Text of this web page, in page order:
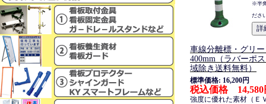
※半
ださ
車線分離標・グリ
400mm（ラバーポ
域除き送料無料）
標準価格: 16,200円
税込価格 14,580
強度に優れた素材（Ｅ